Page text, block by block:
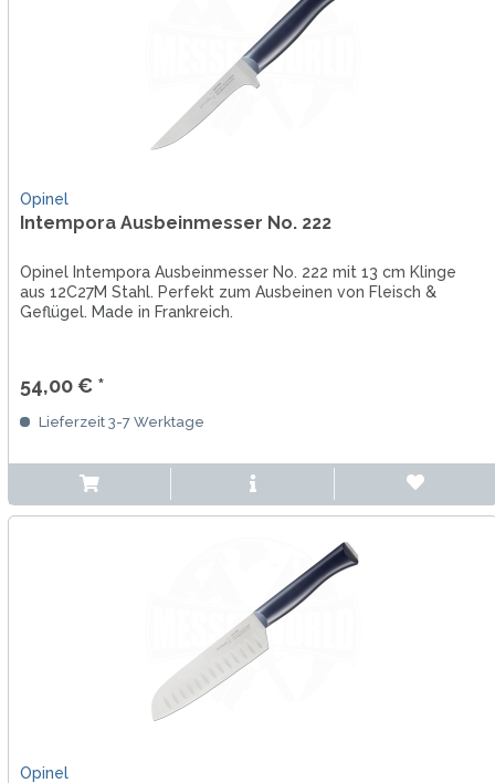
Opinel
Intempora Ausbeinmesser No. 222
Opinel Intempora Ausbeinmesser No. 222 mit 13 cm Klinge
aus 12C27M Stahl. Perfekt zum Ausbeinen von Fleisch &
Geflügel. Made in Frankreich.
54,00 € *
Lieferzeit 3-7 Werktage
Opinel